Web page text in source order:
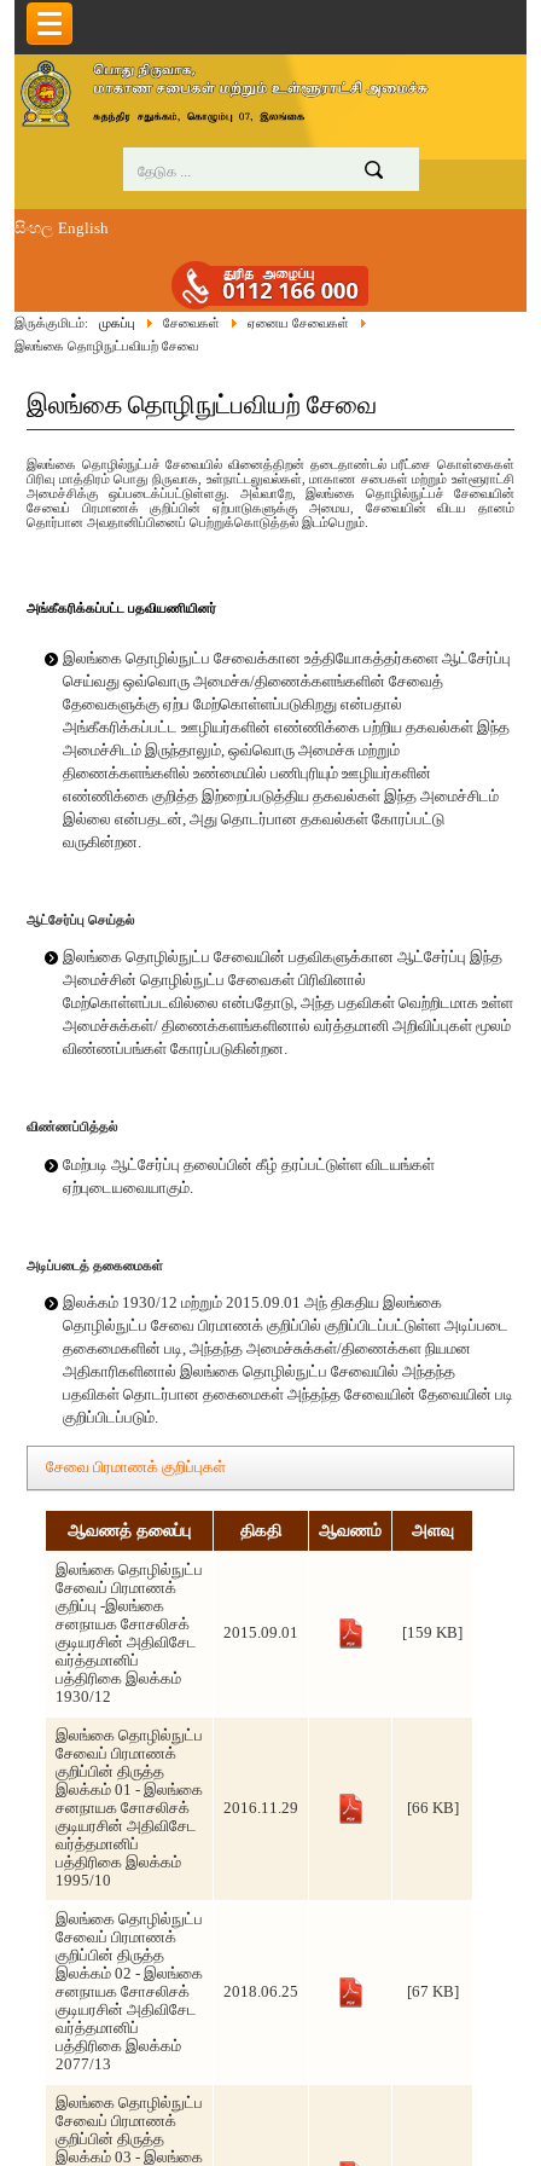
සිංහල English
இருக்குமிடம்: முகப்பு சேவைகள்
ஏனைய சேவைகள்
இலங்கை தொழிநுட்பவியற் சேவை
இலங்கை தொழிநுட்பவியற் சேவை
இலங்கை தொழில்நுட்பச் சேவையில் வினைத்திறன் தடைதாண்டல் பரீட்சை கொள்கைகள்
பிரிவு மாத்திரம் பொது நிருவாக, உள்நாட்டலுவல்கள், மாகாண சபை௧ள் மற்றும் உள்ளூராட்சி
அமைச்சிக்கு ஒப்படைக்ப்பட்டுள்ளது. அவ்வாறே, இலங்கை தொழில்நுட்பச் சேவையின்
சேவைப் பிரமாணக் குறிப்பின் ஏற்பாடுகளுக்கு அமைய, சேவையின் விடய தானம்
தொர்பான அவதானிப்பினைப் பெற்றுக்கொடுத்தல் இடம்பெறும்.
அங்கீகரிக்கப்பட்ட பதவியணியினர்
இலங்கை தொழில்நுட்ப சேவைக்கான உத்தியோகத்தர்களை ஆட்சேர்ப்பு
செய்வது ஒவ்வொரு அமைச்சு/திணைக்களங்களின் சேவைத்
தேவைகளுக்கு ஏற்ப மேற்கொள்ளப்படுகிறது என்பதால்
அங்கீகரிக்கப்பட்ட ஊழியர்களின் எண்ணிக்கை பற்றிய தகவல்கள் இந்த
அமைச்சிடம் இருந்தாலும், ஒவ்வொரு அமைச்சு மற்றும்
திணைக்களங்களில் உண்மையில் பணிபுரியும் ஊழியர்களின்
எண்ணிக்கை குறித்த இற்றைப்படுத்திய தகவல்கள் இந்த அமைச்சிடம்
இல்லை என்பதடன், அது தொடர்பான தகவல்கள் கோரப்பட்டு
வருகின்றன.
ஆட்சேர்ப்பு செய்தல்
இலங்கை தொழில்நுட்ப சேவையின் பதவிகளுக்கான ஆட்சேர்ப்பு இந்த
அமைச்சின் தொழில்நுட்ப சேவைகள் பிரிவினால்
மேற்கொள்ளப்படவில்லை என்பதோடு, அந்த பதவிகள் வெற்றிடமாக உள்ள
அமைச்சுக்கள்/ திணைக்களங்களினால் வர்த்தமானி அறிவிப்புகள் மூலம்
விண்ணப்பங்கள் கோரப்படுகின்றன.
விண்ணப்பித்தல்
மேற்படி ஆட்சேர்ப்பு தலைப்பின் கீழ் தரப்பட்டுள்ள விடயங்கள்
ஏற்புடையவையாகும்.
அடிப்படைத் தகைமைகள்
இலக்கம் 1930/12 மற்றும் 2015.09.01 அந் திகதிய இலங்கை
தொழில்நுட்ப சேவை பிரமாணக் குறிப்பில் குறிப்பிடப்பட்டுள்ள அடிப்படை
தகைமைகளின் படி, அந்தந்த அமைச்சுக்கள்/திணைக்கள நியமன
அதிகாரிகளினால் இலங்கை தொழில்நுட்ப சேவையில் அந்தந்த
பதவிகள் தொடர்பான தகைமைகள் அந்தந்த சேவையின் தேவையின் படி
குறிப்பிடப்படும்.
சேவை பிரமாணக் குறிப்புகள்
ஆவணத் தலைப்பு திகதி ஆவணம் அளவு
இலங்கை தொழில்நுட்ப
சேவைப் பிரமாணக்
குறிப்பு -இலங்கை
சனநாயக சோசலிசக்
குடியரசின் அதிவிசேட
வர்த்தமானிப்
பத்திரிகை இலக்கம்
1930/12
2015.09.01 [159 KB]
இலங்கை தொழில்நுட்ப
சேவைப் பிரமாணக்
குறிப்பின் திருத்த
இலக்கம் 01 - இலங்கை
சனநாயக சோசலிசக்
குடியரசின் அதிவிசேட
வர்த்தமானிப்
பத்திரிகை இலக்கம்
1995/10
2016.11.29 [66 KB]
இலங்கை தொழில்நுட்ப
சேவைப் பிரமாணக்
குறிப்பின் திருத்த
இலக்கம் 02 - இலங்கை
சனநாயக சோசலிசக்
குடியரசின் அதிவிசேட
வர்த்தமானிப்
பத்திரிகை இலக்கம்
2077/13
2018.06.25 [67 KB]
இலங்கை தொழில்நுட்ப
சேவைப் பிரமாணக்
குறிப்பின் திருத்த
இலக்கம் 03 - இலங்கை